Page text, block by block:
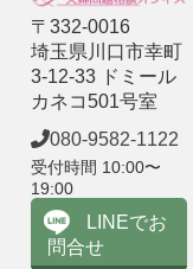
〒332-0016
埼玉県川口市幸町
3-12-33 ドミール
カネコ501号室
080-9582-1122
受付時間 10:00〜
19:00
LINEでお
問合せ